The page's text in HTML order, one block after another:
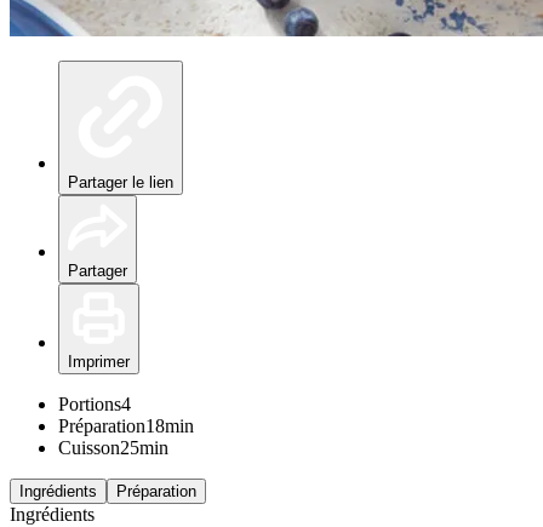
Partager le lien
Partager
Imprimer
Portions4
Préparation18min
Cuisson25min
Ingrédients Préparation
Ingrédients